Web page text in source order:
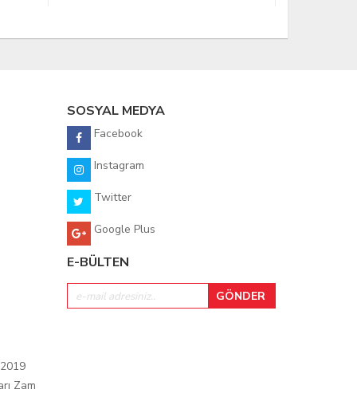
Zam
SOSYAL MEDYA
Facebook
Instagram
Twitter
Google Plus
E-BÜLTEN